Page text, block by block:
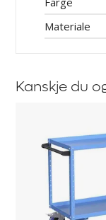
Materiale
Kanskje du